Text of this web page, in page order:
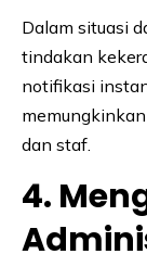
Dalam situasi
tindakan
notifikasi
dan staf.
4.